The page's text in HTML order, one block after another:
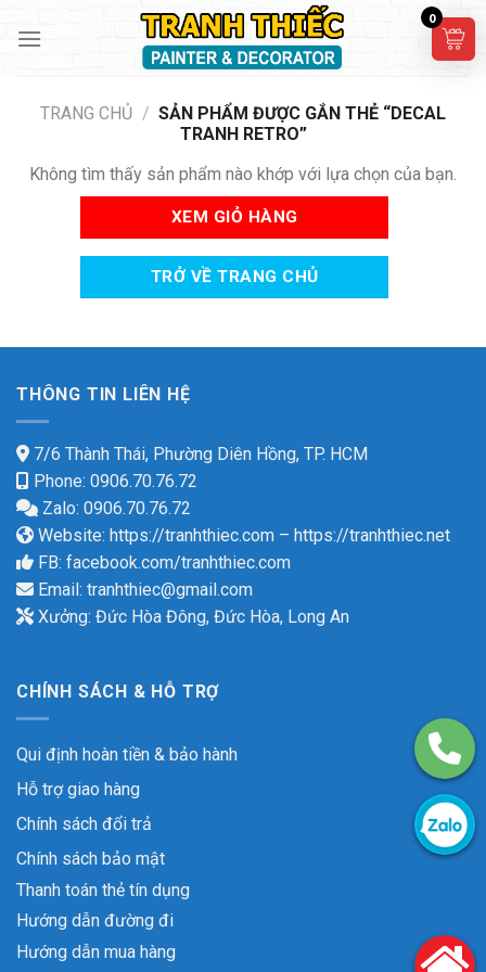
TRANG CHỦ / SẢN PHẨM ĐƯỢC GẮN THẺ “DECAL
TRANH RETRO”
Không tìm thấy sản phẩm nào khớp với lựa chọn của bạn.
XEM GIỎ HÀNG
TRỞ VỀ TRANG CHỦ
THÔNG TIN LIÊN HỆ
7/6 Thành Thái, Phường Diên Hồng, TP. HCM
Phone: 0906.70.76.72
Zalo: 0906.70.76.72
Website: https://tranhthiec.com – https://tranhthiec.net
FB: facebook.com/tranhthiec.com
Email: tranhthiec@gmail.com
Xưởng: Đức Hòa Đông, Đức Hòa, Long An
CHÍNH SÁCH & HỖ TRỢ
Qui định hoàn tiền & bảo hành
Hỗ trợ giao hàng
Chính sách đổi trả
Chính sách bảo mật
Thanh toán thẻ tín dụng
Hướng dẫn đường đi
Hướng dẫn mua hàng
0